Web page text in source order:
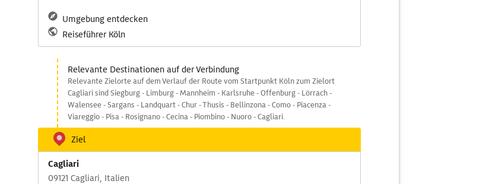
Umgebung entdecken
Reiseführer Köln
Relevante Destinationen auf der Verbindung
Relevante Zielorte auf dem Verlauf der Route vom Startpunkt Köln zum Zielort
Cagliari sind Siegburg - Limburg - Mannheim - Karlsruhe - Offenburg - Lörrach -
Walensee - Sargans - Landquart - Chur - Thusis - Bellinzona - Como - Piacenza -
Viareggio - Pisa - Rosignano - Cecina - Piombino - Nuoro - Cagliari.
Ziel
Cagliari
09121 Cagliari, Italien